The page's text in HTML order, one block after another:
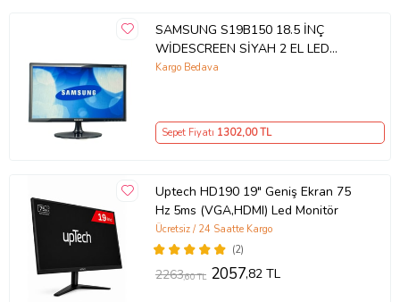
SAMSUNG S19B150 18.5 İNÇ
WİDESCREEN SİYAH 2 EL LED
MONİTÖR
Kargo Bedava
Sepet Fiyatı 1302,00 TL
Uptech HD190 19" Geniş Ekran 75
Hz 5ms (VGA,HDMI) Led Monitör
(2)
Ücretsiz / 24 Saatte Kargo
2263,60 TL 2057,82 TL